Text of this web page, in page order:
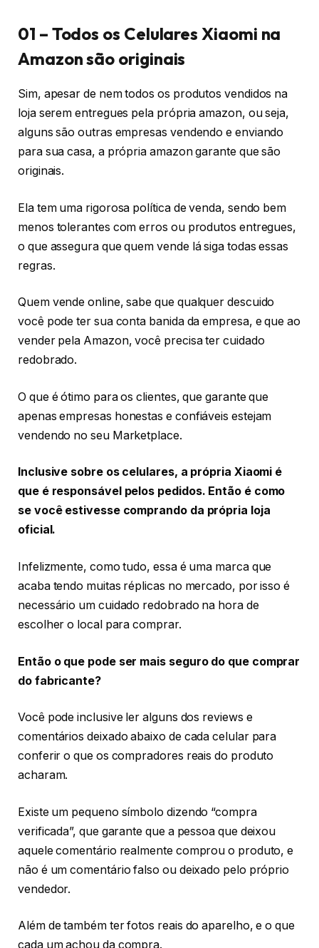
01 – Todos os Celulares Xiaomi na
Amazon são originais
Sim, apesar de nem todos os produtos vendidos na
loja serem entregues pela própria amazon, ou seja,
alguns são outras empresas vendendo e enviando
para sua casa, a própria amazon garante que são
originais.
Ela tem uma rigorosa política de venda, sendo bem
menos tolerantes com erros ou produtos entregues,
o que assegura que quem vende lá siga todas essas
regras.
Quem vende online, sabe que qualquer descuido
você pode ter sua conta banida da empresa, e que ao
vender pela Amazon, você precisa ter cuidado
redobrado.
O que é ótimo para os clientes, que garante que
apenas empresas honestas e confiáveis estejam
vendendo no seu Marketplace.
Inclusive sobre os celulares, a própria Xiaomi é
que é responsável pelos pedidos. Então é como
se você estivesse comprando da própria loja
oficial.
Infelizmente, como tudo, essa é uma marca que
acaba tendo muitas réplicas no mercado, por isso é
necessário um cuidado redobrado na hora de
escolher o local para comprar.
Então o que pode ser mais seguro do que comprar
do fabricante?
Você pode inclusive ler alguns dos reviews e
comentários deixado abaixo de cada celular para
conferir o que os compradores reais do produto
acharam.
Existe um pequeno símbolo dizendo “compra
verificada”, que garante que a pessoa que deixou
aquele comentário realmente comprou o produto, e
não é um comentário falso ou deixado pelo próprio
vendedor.
Além de também ter fotos reais do aparelho, e o que
cada um achou da compra.